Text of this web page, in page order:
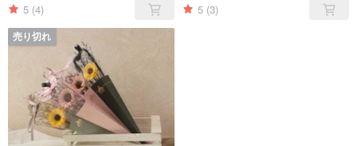
5 (4) 5 (3)
売り切れ